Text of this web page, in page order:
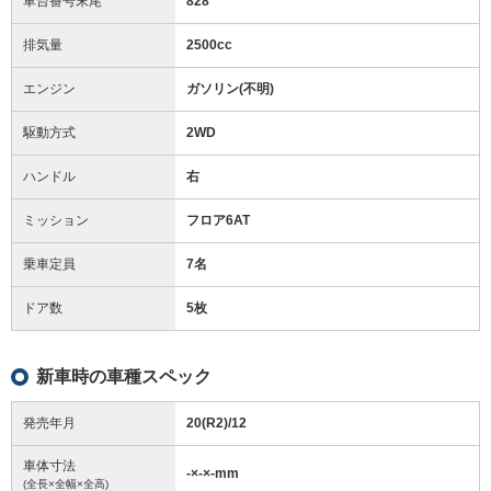
排気量 2500cc
エンジン ガソリン(不明)
駆動方式 2WD
ハンドル 右
ミッション フロア6AT
乗車定員 7名
ドア数 5枚
新車時の車種スペック
発売年月 20(R2)/12
車体寸法
(全長×全幅×全高)
-×-×-mm